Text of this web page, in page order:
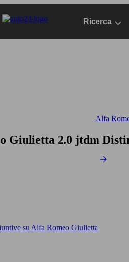
Ricerca
Alfa
Giulietta 2.0 jtdm
su Alfa Romeo Giulietta